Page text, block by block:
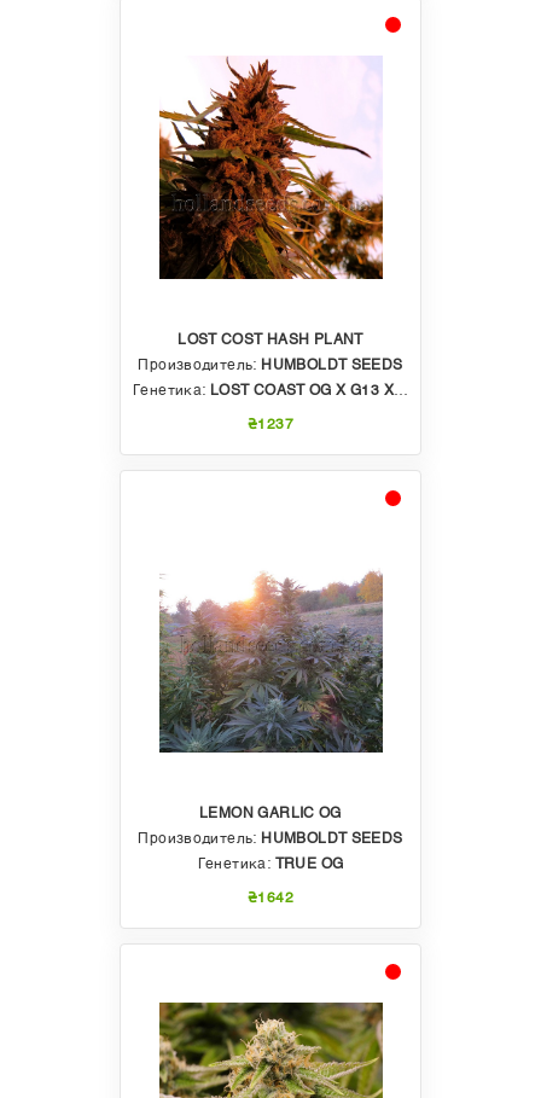
LOST COST HASH PLANT
Производитель: HUMBOLDT SEEDS
Генетика: LOST COAST OG X G13 X HASHPLANT
₴1237
LEMON GARLIC OG
Производитель: HUMBOLDT SEEDS
Генетика:
TRUE OG
₴1642